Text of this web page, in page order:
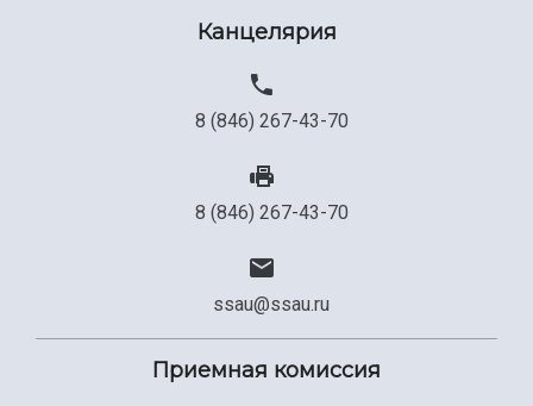
Канцелярия
8 (846) 267-43-70
8 (846) 267-43-70
ssau@ssau.ru
Приемная комиссия